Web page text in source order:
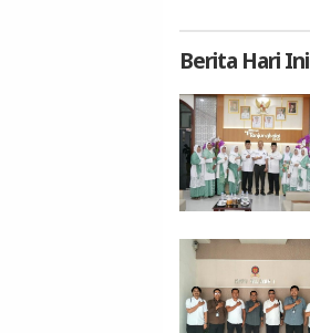
Berita Hari Ini